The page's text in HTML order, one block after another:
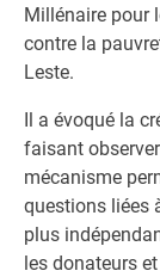
Millénaire pour
contre la
Leste.
Il a évoqué la
faisant
mécanisme
questions liées
plus
les donateurs